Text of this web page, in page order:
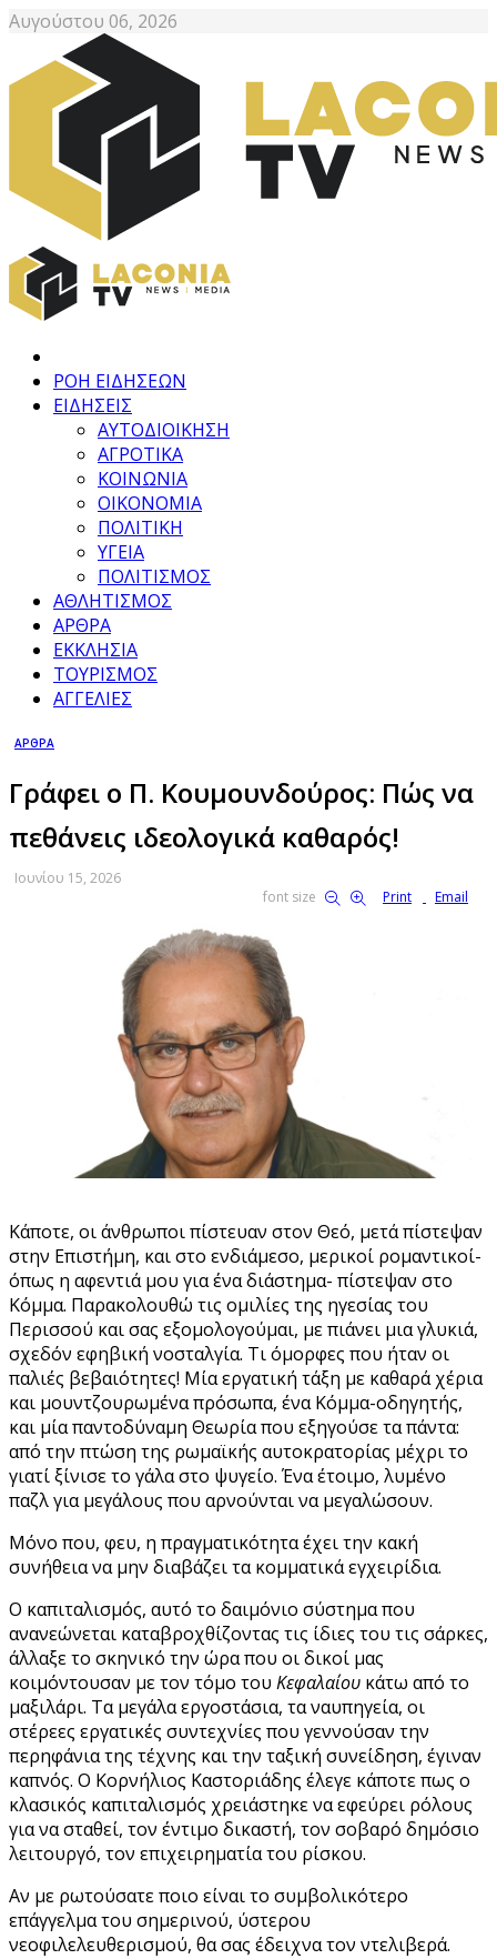
Αυγούστου 06, 2026
ΡΟΗ ΕΙΔΗΣΕΩΝ
ΕΙΔΗΣΕΙΣ
ΑΥΤΟΔΙΟΙΚΗΣΗ
ΑΓΡΟΤΙΚΑ
ΚΟΙΝΩΝΙΑ
ΟΙΚΟΝΟΜΙΑ
ΠΟΛΙΤΙΚΗ
ΥΓΕΙΑ
ΠΟΛΙΤΙΣΜΟΣ
ΑΘΛΗΤΙΣΜΟΣ
ΑΡΘΡΑ
ΕΚΚΛΗΣΙΑ
ΤΟΥΡΙΣΜΟΣ
ΑΓΓΕΛΙΕΣ
ΑΡΘΡΑ
Γράφει ο Π. Κουμουνδούρος: Πώς να
πεθάνεις ιδεολογικά καθαρός!
Ιουνίου 15, 2026
font size
Print Email
Κάποτε, οι άνθρωποι πίστευαν στον Θεό, μετά πίστεψαν
στην Επιστήμη, και στο ενδιάμεσο, μερικοί ρομαντικοί-
όπως η αφεντιά μου για ένα διάστημα- πίστεψαν στο
Κόμμα. Παρακολουθώ τις ομιλίες της ηγεσίας του
Περισσού και σας εξομολογούμαι, με πιάνει μια γλυκιά,
σχεδόν εφηβική νοσταλγία. Τι όμορφες που ήταν οι
παλιές βεβαιότητες! Μία εργατική τάξη με καθαρά χέρια
και μουντζουρωμένα πρόσωπα, ένα Κόμμα-οδηγητής,
και μία παντοδύναμη Θεωρία που εξηγούσε τα πάντα:
από την πτώση της ρωμαϊκής αυτοκρατορίας μέχρι το
γιατί ξίνισε το γάλα στο ψυγείο. Ένα έτοιμο, λυμένο
παζλ για μεγάλους που αρνούνται να μεγαλώσουν.
Μόνο που, φευ, η πραγματικότητα έχει την κακή
συνήθεια να μην διαβάζει τα κομματικά εγχειρίδια.
Ο καπιταλισμός, αυτό το δαιμόνιο σύστημα που
ανανεώνεται καταβροχθίζοντας τις ίδιες του τις σάρκες,
άλλαξε το σκηνικό την ώρα που οι δικοί μας
κοιμόντουσαν με τον τόμο του Κεφαλαίου κάτω από το
μαξιλάρι. Τα μεγάλα εργοστάσια, τα ναυπηγεία, οι
στέρεες εργατικές συντεχνίες που γεννούσαν την
περηφάνια της τέχνης και την ταξική συνείδηση, έγιναν
καπνός. Ο Κορνήλιος Καστοριάδης έλεγε κάποτε πως ο
κλασικός καπιταλισμός χρειάστηκε να εφεύρει ρόλους
για να σταθεί, τον έντιμο δικαστή, τον σοβαρό δημόσιο
λειτουργό, τον επιχειρηματία του ρίσκου.
Αν με ρωτούσατε ποιο είναι το συμβολικότερο
επάγγελμα του σημερινού, ύστερου
νεοφιλελευθερισμού, θα σας έδειχνα τον ντελιβερά.